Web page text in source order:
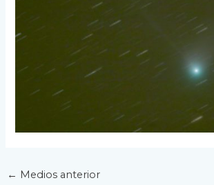
← Medios anterior